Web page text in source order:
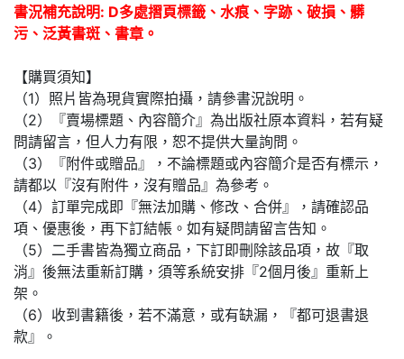
書況補充說明: D多處摺頁標籤、水痕、字跡、破損、髒
污、泛黃書斑、書章。
【購買須知】
（1）照片皆為現貨實際拍攝，請參書況說明。
（2）『賣場標題、內容簡介』為出版社原本資料，若有疑
問請留言，但人力有限，恕不提供大量詢問。
（3）『附件或贈品』，不論標題或內容簡介是否有標示，
請都以『沒有附件，沒有贈品』為參考。
（4）訂單完成即『無法加購、修改、合併』，請確認品
項、優惠後，再下訂結帳。如有疑問請留言告知。
（5）二手書皆為獨立商品，下訂即刪除該品項，故『取
消』後無法重新訂購，須等系統安排『2個月後』重新上
架。
（6）收到書籍後，若不滿意，或有缺漏，『都可退書退
款』。